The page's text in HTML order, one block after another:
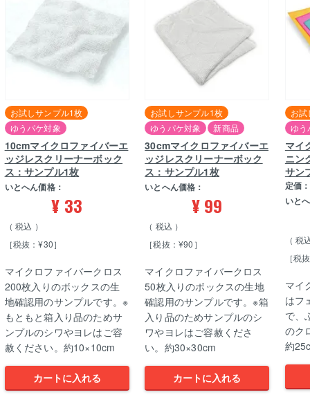
お試しサンプル1枚
ゆうパケ対象
10cmマイクロファイバーエ
ッジレスクリーナーボック
ス：サンプル1枚
いとへん価格：
¥ 33
税込
［税抜：¥30］
マイクロファイバークロス
200枚入りのボックスの生
地確認用のサンプルです。※
もともと箱入り品のためサ
ンプルのシワやヨレはご容
赦ください。約10×10cm
カートに入れる
お試しサンプル1枚
ゆうパケ対象
新商品
30cmマイクロファイバーエ
ッジレスクリーナーボック
ス：サンプル1枚
いとへん価格：
¥99
税込
［税抜：¥90］
マイクロファイバークロス
50枚入りのボックスの生地
確認用のサンプルです。※箱
入り品のためサンプルのシ
ワやヨレはご容赦くださ
い。約30×30cm
カートに入れる
お
ゆう
マイ
ニン
サン
定価：
いと
税
［税
マイ
はフ
で、
のク
約